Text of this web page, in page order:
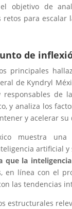
objetivo de
para escalar
de
principales
de Kyndryl
de
y analiza los
y acelerar su
muestra una
artificial y
que la
en línea con el
las tendencias
estructurales